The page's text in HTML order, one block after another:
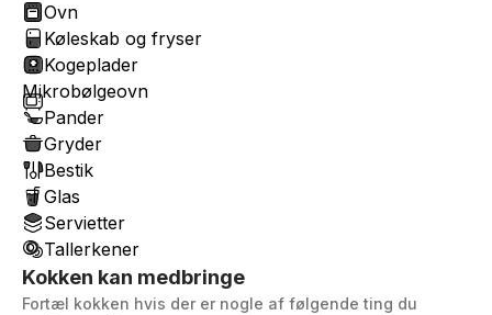
Ovn
Køleskab og fryser
Kogeplader
Mikrobølgeovn
Pander
Gryder
Bestik
Glas
Servietter
Tallerkener
Kokken kan medbringe
Fortæl kokken hvis der er nogle af følgende ting du